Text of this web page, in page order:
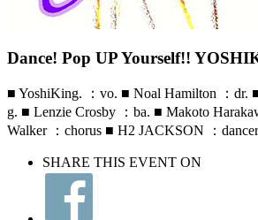
Dance! Pop UP Yourself!!
■ YoshiKing. ：vo. ■ Noal Hamilton ：dr.
g. ■ Lenzie Crosby ：ba. ■ Makoto
Walker ：chorus ■ H2 JACKSON ：dancer
SHARE THIS EVENT ON